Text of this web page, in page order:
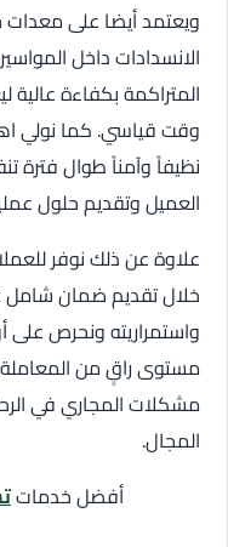
ويعتمد أيضا على
الانسدادات داخل
المتراكمة بكفاءة عالية
وقت قياسي. كما نولي
نظيفاً وآمناً طوال فترة
العميل وتقديم حلول
علاوة عن ذلك نوفر
خلال تقديم ضمان شامل
واستمراريته ونحرص
مستوى راقٍ من المعاملة
مشكلات المجاري في
المجال.
أفضل خدمات